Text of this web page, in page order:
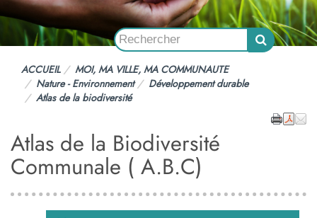
ACCUEIL
MOI, MA VILLE, MA COMMUNAUTE
Nature - Environnement
Développement durable
Atlas de la biodiversité
Atlas de la Biodiversité
Communale ( A.B.C)